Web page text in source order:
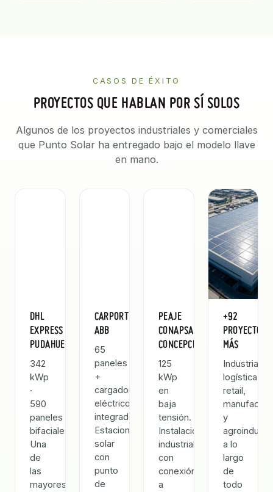
CASOS DE ÉXITO
PROYECTOS QUE HABLAN POR SÍ SOLOS
Algunos de los proyectos industriales y comerciales
que Punto Solar ha entregado bajo el modelo llave
en mano.
DHL
EXPRESS
PUDAHUEL
342
kWp
·
590
paneles
bifaciales.
Una
de
las
mayores
CARPORT
ABB
65
paneles
+
cargador
eléctrico
integrado.
Estacionamiento
solar
con
punto
de
PEAJE
CONAPSA
CONCEPCIÓN
125
kWp
en
baja
tensión.
Instalación
industrial
con
conexión
a
+92
PROYECTOS
MÁS
Industrias,
logística,
retail,
y
a lo
largo
de
todo